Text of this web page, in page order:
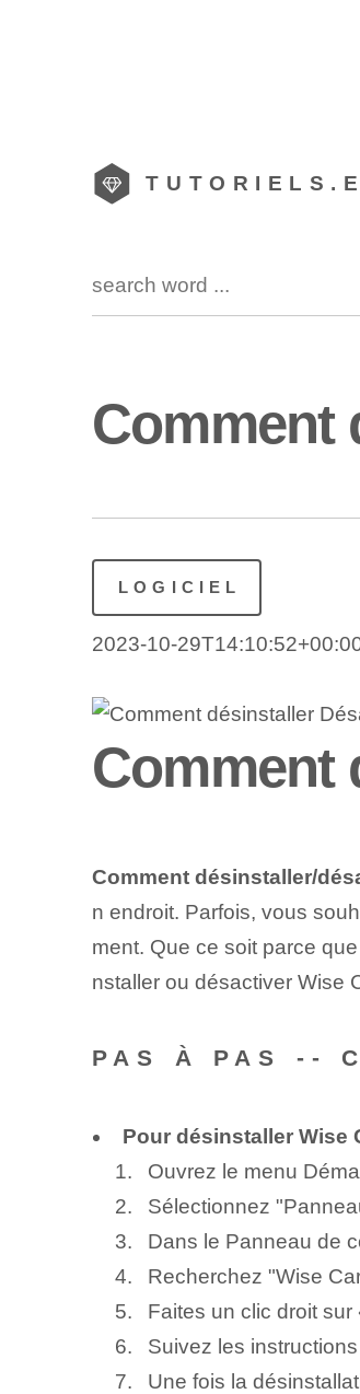
Comment
LOGICIEL
2023-10-
Comment
Comment désinstaller/
n endroit. Parfois, vous
ment. Que ce soit parce
nstaller ou désactiver Wise
PAS À PAS --
Pour désinstaller Wise
Ouvrez le menu
Sélectionnez
Dans le Panneau de
Recherchez "Wise
Faites un clic droit
Suivez les
Une fois la